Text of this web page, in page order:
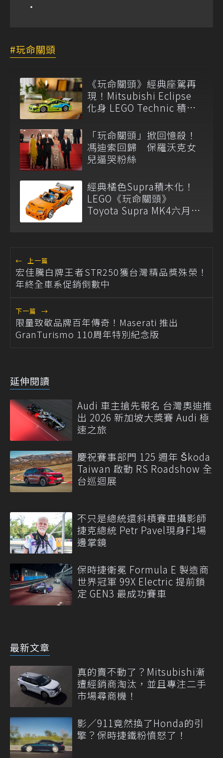
玩命關頭
《玩命關頭》經典座駕再
現！Mitsubishi Eclipse
化身 LEGO Technic 積木
「玩命關頭」掀回憶殺！
馮迪索回歸 保羅沃克女
兒逼哭粉絲
經典橘色Supra積木化！
LEGO《玩命關頭》
Toyota Supra MK4六月登
← 上一篇
宏佳騰白牌王者STR250獲台灣精品獎殊榮！
年終全車系促銷倒數中
下一篇 →
限量致敬品牌百年傳奇！Maserati 推出
GranTurismo 110周年特別紀念版
延伸閱讀
Audi 車主搶先報名 台灣奧迪推
出 2026 新加坡大獎賽 Audi 極
速之旅
慶祝賽事部門 125 週年 Škoda
Taiwan 啟動 RS Roadshow 全
台巡迴展
不只是總統還斜槓賽車攝影師
捷克總統 Petr Pavel現身F1場
邊掌鏡
保時捷衛冕 Formula E 製造商
世界冠軍 99X Electric 提前鎖
定 GEN3 最成功賽車
最新文章
真的賣不動了？Mitsubishi漸
遭經銷商淘汰，並且專注二手
市場尋商機！
影／911竟然換了Honda的引
擎？保時捷鐵粉憤怒了！